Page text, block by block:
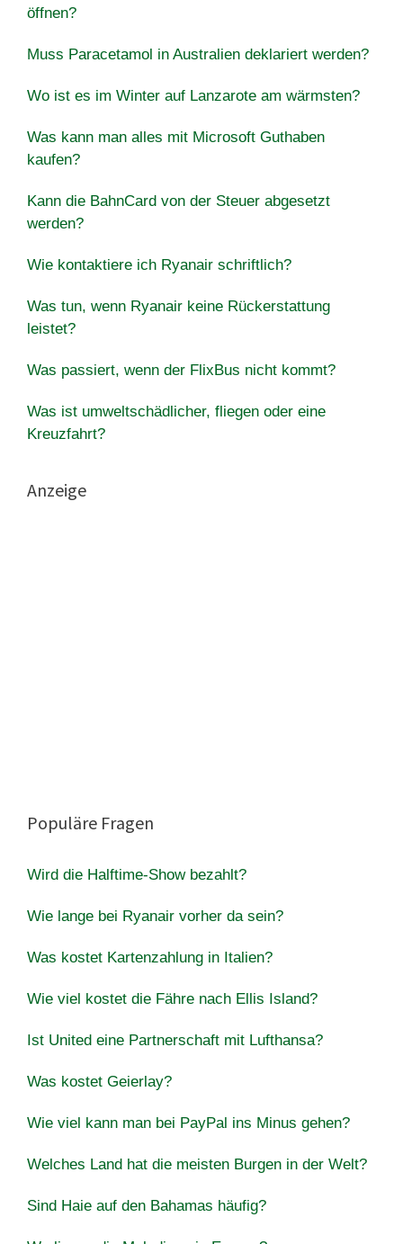
öffnen?
Muss Paracetamol in Australien deklariert werden?
Wo ist es im Winter auf Lanzarote am wärmsten?
Was kann man alles mit Microsoft Guthaben
kaufen?
Kann die BahnCard von der Steuer abgesetzt
werden?
Wie kontaktiere ich Ryanair schriftlich?
Was tun, wenn Ryanair keine Rückerstattung
leistet?
Was passiert, wenn der FlixBus nicht kommt?
Was ist umweltschädlicher, fliegen oder eine
Kreuzfahrt?
Anzeige
Populäre Fragen
Wird die Halftime-Show bezahlt?
Wie lange bei Ryanair vorher da sein?
Was kostet Kartenzahlung in Italien?
Wie viel kostet die Fähre nach Ellis Island?
Ist United eine Partnerschaft mit Lufthansa?
Was kostet Geierlay?
Wie viel kann man bei PayPal ins Minus gehen?
Welches Land hat die meisten Burgen in der Welt?
Sind Haie auf den Bahamas häufig?